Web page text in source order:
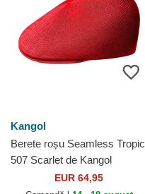
Kangol
Berete roșu Seamless Tropic
507 Scarlet de Kangol
EUR 64,95